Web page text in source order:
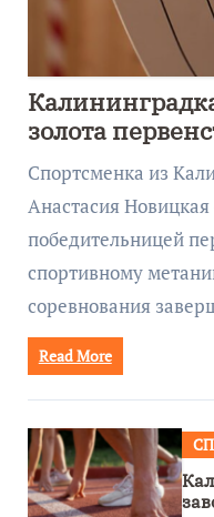
золота
метанию ножа
Спортсменка из
Анастасия
победительницей
спортивному
соревнования
Read More